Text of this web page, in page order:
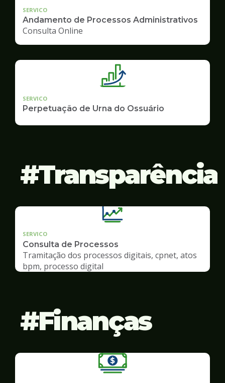
SERVICO
Andamento de Processos Administrativos
Consulta Online
SERVICO
Perpetuação de Urna do Ossuário
Transparência
SERVICO
Consulta de Processos
Tramitação dos processos digitais, cpnet, atos
bpm, processo digital
Finanças